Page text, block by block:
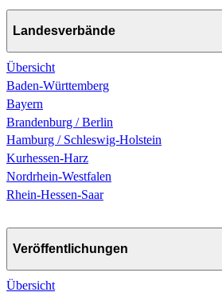
Landesverbände
Übersicht
Baden-Württemberg
Bayern
Brandenburg / Berlin
Hamburg / Schleswig-Holstein
Kurhessen-Harz
Nordrhein-Westfalen
Rhein-Hessen-Saar
Veröffentlichungen
Übersicht